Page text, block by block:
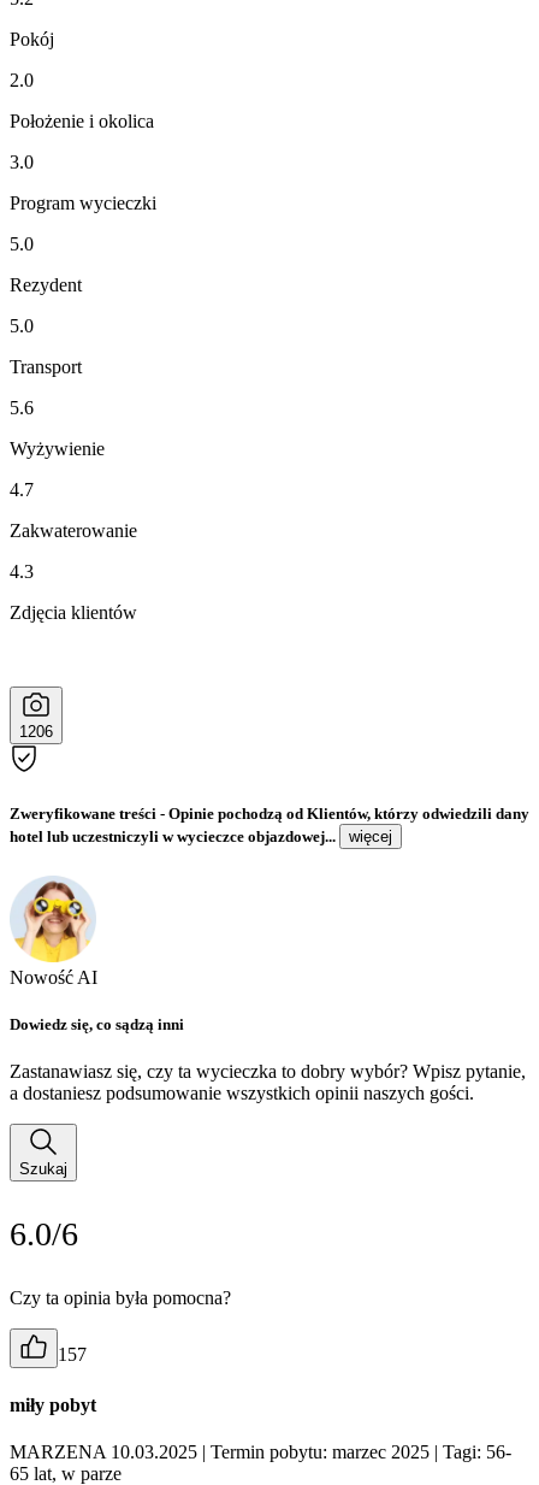
Pokój
2.0
Położenie i okolica
3.0
Program wycieczki
5.0
Rezydent
5.0
Transport
5.6
Wyżywienie
4.7
Zakwaterowanie
4.3
Zdjęcia klientów
1206
Zweryfikowane treści - Opinie pochodzą od Klientów, którzy odwiedzili dany
hotel lub uczestniczyli w wycieczce objazdowej...
więcej
Nowość AI
Dowiedz się, co sądzą inni
Zastanawiasz się, czy ta wycieczka to dobry wybór? Wpisz pytanie,
a dostaniesz podsumowanie wszystkich opinii naszych gości.
Szukaj
6.0/6
Czy ta opinia była pomocna?
157
miły pobyt
MARZENA 10.03.2025 | Termin pobytu: marzec 2025 | Tagi: 56-
65 lat, w parze